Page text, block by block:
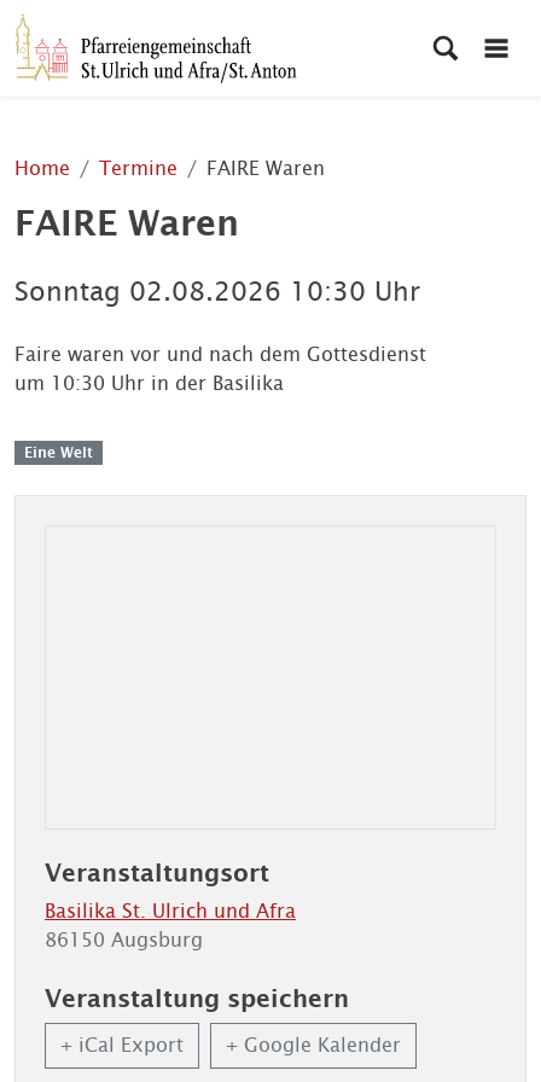
Home Termine FAIRE Waren
FAIRE Waren
Sonntag 02.08.2026 10:30 Uhr
Faire waren vor und nach dem Gottesdienst
um 10:30 Uhr in der Basilika
Eine Welt
Veranstaltungsort
Basilika St. Ulrich und Afra
86150 Augsburg
Veranstaltung speichern
+ iCal Export + Google Kalender